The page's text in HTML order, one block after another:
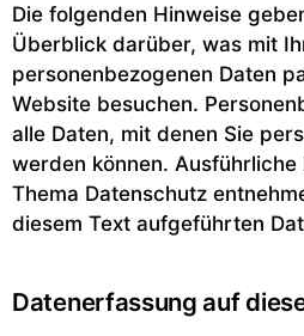
Die folgenden Hinweise
Überblick darüber, was mit
personenbezogenen Daten
Website besuchen.
alle Daten, mit denen Sie
werden können. Ausführliche
Thema Datenschutz
diesem Text aufgeführten
Datenerfassung auf